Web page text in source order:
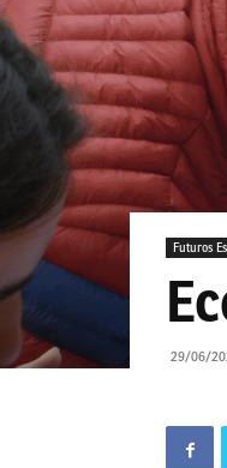
Futuros
29/06/